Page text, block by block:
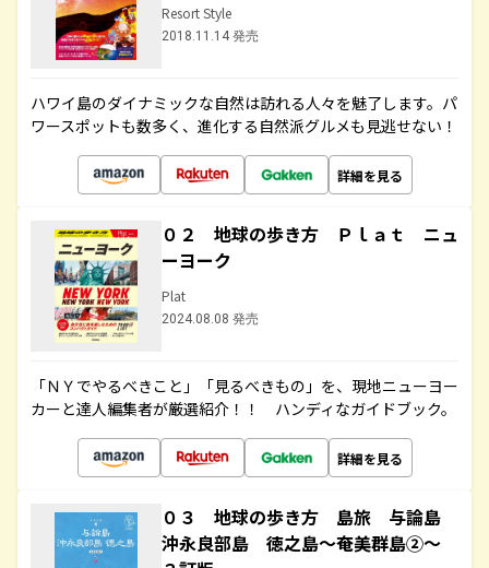
Resort Style
2018.11.14 発売
ハワイ島のダイナミックな自然は訪れる人々を魅了します。パ
ワースポットも数多く、進化する自然派グルメも見逃せない！
詳細を見る
０２ 地球の歩き方 Ｐｌａｔ ニュ
ーヨーク
Plat
2024.08.08 発売
「ＮＹでやるべきこと」「見るべきもの」を、現地ニューヨー
カーと達人編集者が厳選紹介！！ ハンディなガイドブック。
詳細を見る
０３ 地球の歩き方 島旅 与論島
沖永良部島 徳之島～奄美群島②～